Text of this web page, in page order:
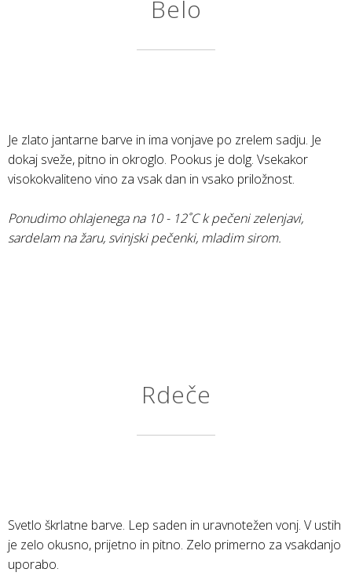
Belo
Je zlato jantarne barve in ima vonjave po zrelem sadju. Je
dokaj sveže, pitno in okroglo. Pookus je dolg. Vsekakor
visokokvaliteno vino za vsak dan in vsako priložnost.
Ponudimo ohlajenega na 10 - 12˚C k pečeni zelenjavi,
sardelam na žaru, svinjski pečenki, mladim sirom.
Rdeče
Svetlo škrlatne barve. Lep saden in uravnotežen vonj. V ustih
je zelo okusno, prijetno in pitno. Zelo primerno za vsakdanjo
uporabo.​